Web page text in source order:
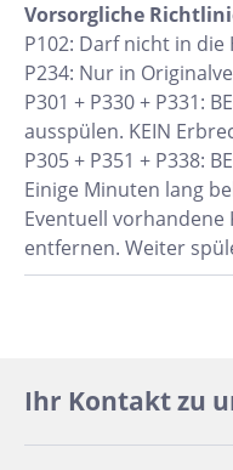
Vorsorgliche
P102: Darf nicht in
P234: Nur in
P301 + P330 + P331:
ausspülen. KEIN
P305 + P351 + P338:
Einige Minuten lang
Eventuell
entfernen. Weiter
Ihr Kontakt zu